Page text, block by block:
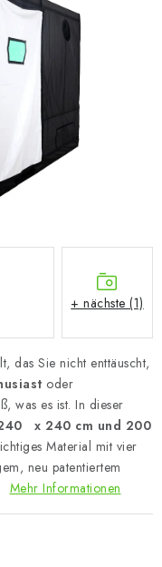
das Sie nicht enttäuscht,
oder
was es ist. In dieser
x 240 cm und 200
Material mit vier
neu patentiertem
Mehr Informationen
+ nächste (1)